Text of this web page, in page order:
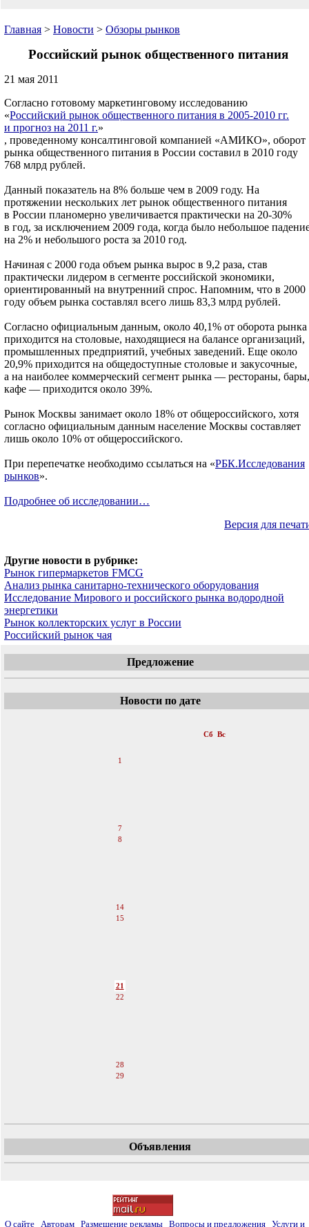
Главная > Новости > Обзоры рынков
Российский рынок общественного питания
21 мая 2011
Согласно готовому маркетинговому исследованию
«Российский рынок общественного питания в 2005-2010 гг.
и прогноз на 2011 г.»
, проведенному консалтинговой компанией «АМИКО», оборот
рынка общественного питания в России составил в 2010 году
768 млрд рублей.
Данный показатель на 8% больше чем в 2009 году. На
протяжении нескольких лет рынок общественного питания
в России планомерно увеличивается практически на 20-30%
в год, за исключением 2009 года, когда было небольшое
на 2% и небольшого роста за 2010 год.
Начиная с 2000 года объем рынка вырос в 9,2 раза, став
практически лидером в сегменте российской экономики,
ориентированный на внутренний спрос. Напомним, что в 2000
году объем рынка составлял всего лишь 83,3 млрд рублей.
Согласно официальным данным, около 40,1% от оборота рынка
приходится на столовые, находящиеся на балансе организаций,
промышленных предприятий, учебных заведений. Еще около
20,9% приходится на общедоступные столовые и закусочные,
а на наиболее коммерческий сегмент рынка — рестораны, бары,
кафе — приходится около 39%.
Рынок Москвы занимает около 18% от общероссийского, хотя
согласно официальным данным население Москвы составляет
лишь около 10% от общероссийского.
При перепечатке необходимо ссылаться на «РБК.Исследования
рынков».
Подробнее об исследовании…
Версия для
Другие новости в рубрике:
Рынок гипермаркетов FMCG
Анализ рынка санитарно-технического оборудования
Исследование Мирового и российского рынка водородной
энергетики
Рынок коллекторских услуг в России
Российский рынок чая
Предложение
Новости по дате
Сб Вс
1
7
8
14
15
21
22
28
29
Объявления
О сайте Авторам Размещение рекламы Вопросы и предложения Услуги и